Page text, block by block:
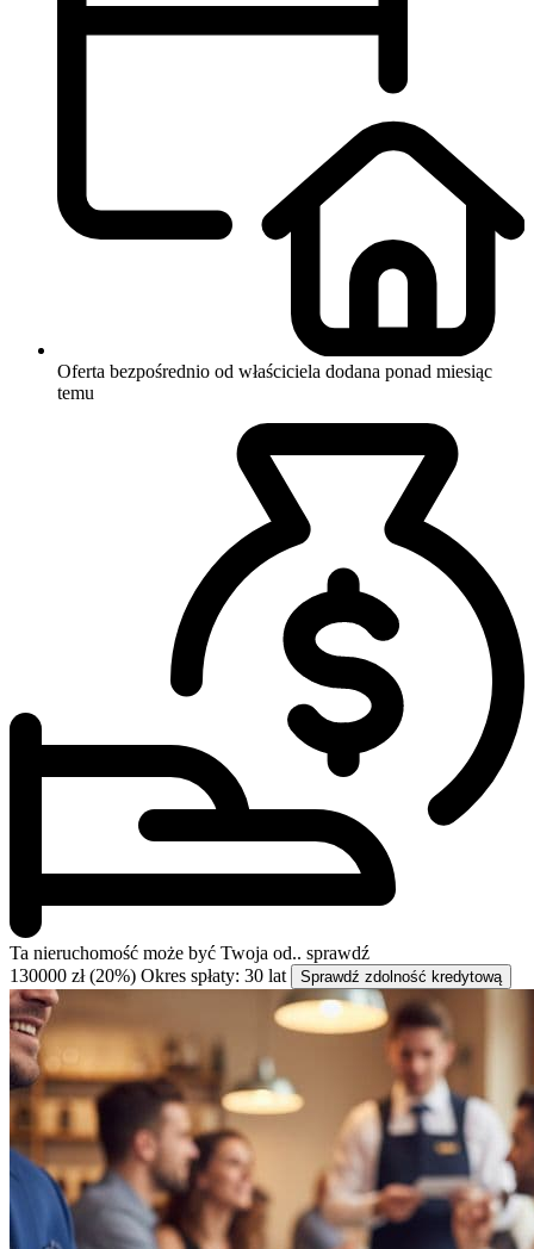
Oferta bezpośrednio od właściciela dodana ponad miesiąc
temu
Ta nieruchomość może być Twoja od.. sprawdź
130000 zł (20%) Okres spłaty: 30 lat Sprawdź zdolność kredytową